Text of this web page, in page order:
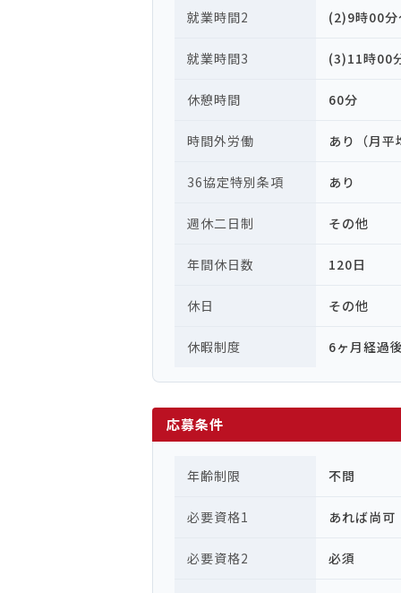
就業時間2 (2)9時00
就業時間3 (3)11時00
休憩時間 60分
時間外労働 あり（月
36協定特別条項 あり
週休二日制 その他
年間休日数 120日
休日 その他
休暇制度 6ヶ月経過
応募条件
年齢制限 不問
必要資格1 あれば尚可
必要資格2 必須